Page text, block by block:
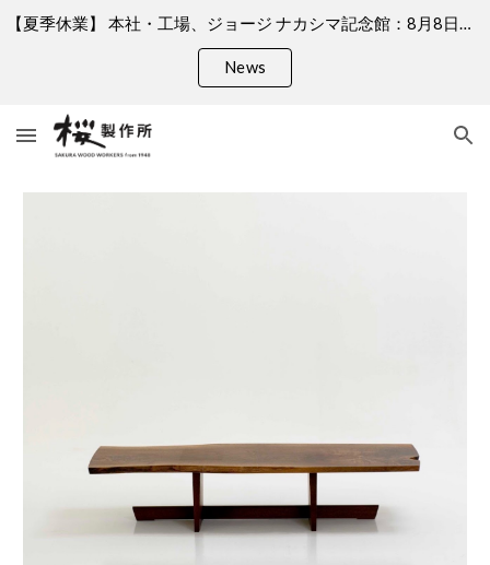
【夏季休業】 本社・工場、ジョージ ナカシマ記念館：8月8日（土）、9日（日）、11日（火）、13日（木）〜 16日（日）何卒ご了承くださいますようお願い申し上げます。 ＊銀座店はお盆期間中も営業しております。
News